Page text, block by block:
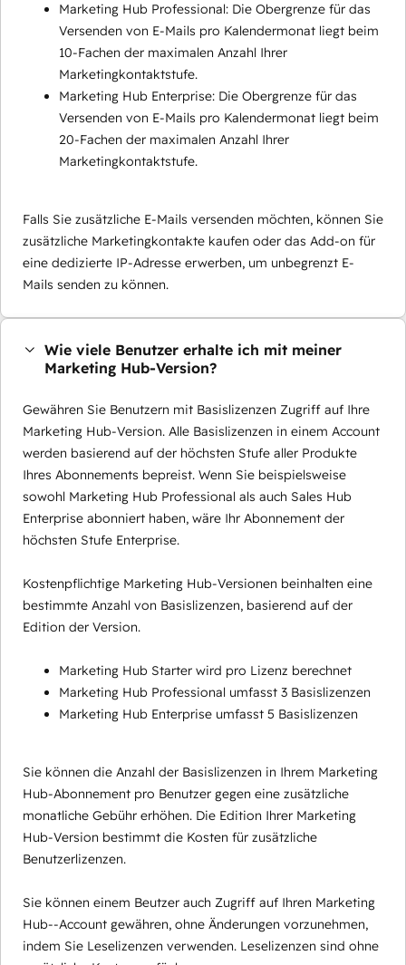
Marketing Hub Professional: Die Obergrenze für das
Versenden von E-Mails pro Kalendermonat liegt beim
10-Fachen der maximalen Anzahl Ihrer
Marketingkontaktstufe.
Marketing Hub Enterprise: Die Obergrenze für das
Versenden von E-Mails pro Kalendermonat liegt beim
20-Fachen der maximalen Anzahl Ihrer
Marketingkontaktstufe.
Falls Sie zusätzliche E-Mails versenden möchten, können Sie
zusätzliche Marketingkontakte kaufen oder das Add-on für
eine dedizierte IP-Adresse erwerben, um unbegrenzt E-
Mails senden zu können.
Wie viele Benutzer erhalte ich mit meiner
Marketing Hub-Version?
Gewähren Sie Benutzern mit Basislizenzen Zugriff auf Ihre
Marketing Hub-Version. Alle Basislizenzen in einem Account
werden basierend auf der höchsten Stufe aller Produkte
Ihres Abonnements bepreist. Wenn Sie beispielsweise
sowohl Marketing Hub Professional als auch Sales Hub
Enterprise abonniert haben, wäre Ihr Abonnement der
höchsten Stufe Enterprise.
Kostenpflichtige Marketing Hub-Versionen beinhalten eine
bestimmte Anzahl von Basislizenzen, basierend auf der
Edition der Version.
Marketing Hub Starter wird pro Lizenz berechnet
Marketing Hub Professional umfasst 3 Basislizenzen
Marketing Hub Enterprise umfasst 5 Basislizenzen
Sie können die Anzahl der Basislizenzen in Ihrem Marketing
Hub-Abonnement pro Benutzer gegen eine zusätzliche
monatliche Gebühr erhöhen. Die Edition Ihrer Marketing
Hub-Version bestimmt die Kosten für zusätzliche
Benutzerlizenzen.
Sie können einem Beutzer auch Zugriff auf Ihren Marketing
Hub--Account gewähren, ohne Änderungen vorzunehmen,
indem Sie Leselizenzen verwenden. Leselizenzen sind ohne